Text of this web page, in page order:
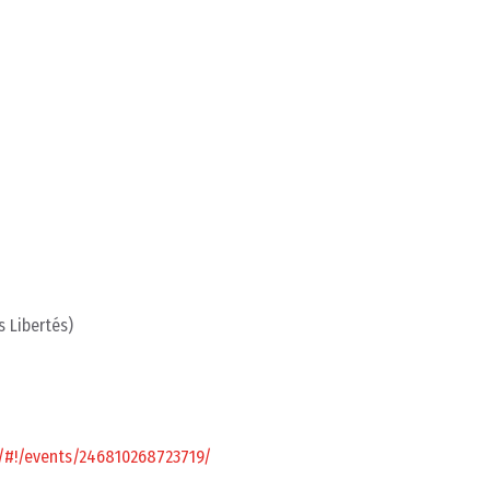
Libertés)
events/246810268723719/